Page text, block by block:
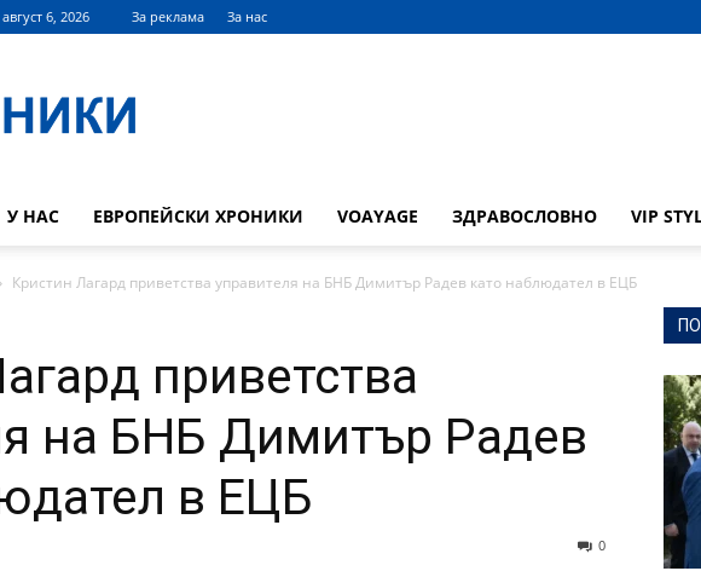
6, 2026 За реклама За нас
У НАС ЕВРОПЕЙСКИ ХРОНИКИ VOAYAGE ЗДРАВОСЛОВНО VIP
Кристин Лагард приветства управителя на БНБ Димитър Радев като наблюдател в ЕЦБ
приветства
на БНБ Димитър Радев
в ЕЦБ
0